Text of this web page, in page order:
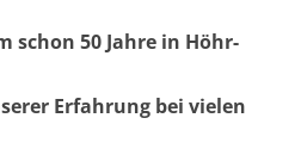
schon 50 Jahre in Höhr-
Erfahrung bei vielen